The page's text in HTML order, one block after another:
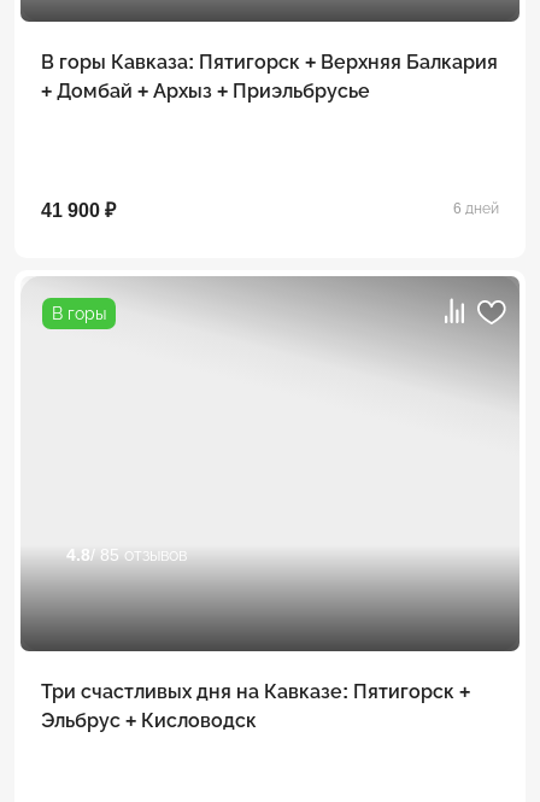
В горы Кавказа: Пятигорск + Верхняя Балкария
+ Домбай + Архыз + Приэльбрусье
41 900 ₽ 6 дней
В горы
4.8/ 85 отзывов
Три счастливых дня на Кавказе: Пятигорск +
Эльбрус + Кисловодск